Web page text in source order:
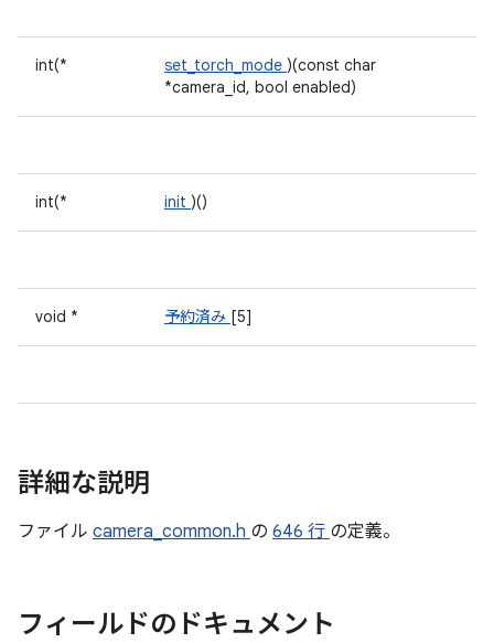
int(* set_torch_mode )(const char
*camera_id, bool enabled)
int(* init )()
void * 予約済み [5]
詳細な説明
ファイル camera_common.h の 646 行 の定義。
フィールドのドキュメント